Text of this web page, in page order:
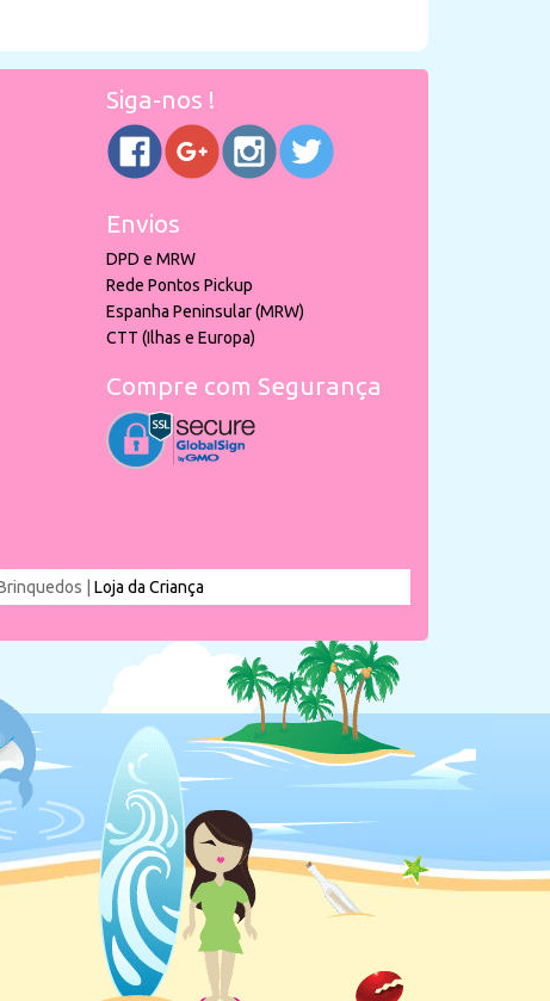
Siga-nos !
Envios
DPD e MRW
Rede Pontos Pickup
Espanha Peninsular (MRW)
CTT (Ilhas e Europa)
Compre com Segurança
| Loja da Criança